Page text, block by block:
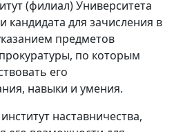
(филиал) Университета
кандидата для зачисления в
предметов
по которым
его
навыки и умения.
наставничества,